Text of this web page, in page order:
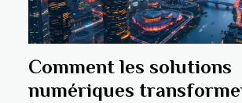
Comment les solutions
numériques